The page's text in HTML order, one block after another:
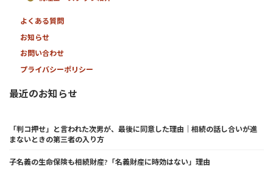
よくある質問
お知らせ
お問い合わせ
プライバシーポリシー
最近のお知らせ
「判コ押せ」と言われた次男が、最後に同意した理由｜相続の話し合いが進
まないときの第三者の入り方
子名義の生命保険も相続財産?「名義財産に時効はない」理由